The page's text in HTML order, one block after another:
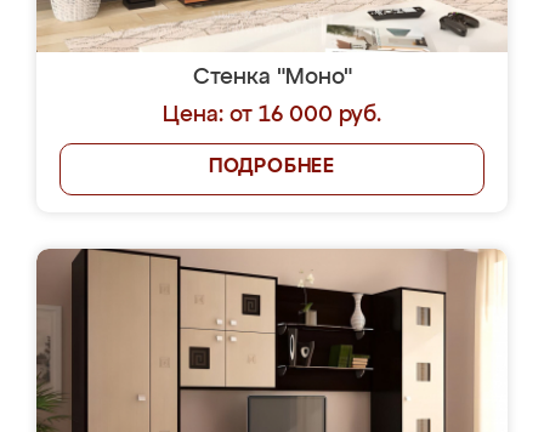
Стенка "Моно"
Цена: от 16 000 руб.
ПОДРОБНЕЕ